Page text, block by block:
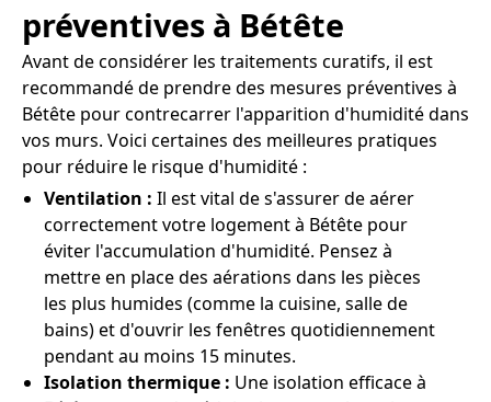
préventives à Bétête
Avant de considérer les traitements curatifs, il est
recommandé de prendre des mesures préventives à
Bétête pour contrecarrer l'apparition d'humidité dans
vos murs. Voici certaines des meilleures pratiques
pour réduire le risque d'humidité :
Ventilation : Il est vital de s'assurer de aérer
correctement votre logement à Bétête pour
éviter l'accumulation d'humidité. Pensez à
mettre en place des aérations dans les pièces
les plus humides (comme la cuisine, salle de
bains) et d'ouvrir les fenêtres quotidiennement
pendant au moins 15 minutes.
Isolation thermique : Une isolation efficace à